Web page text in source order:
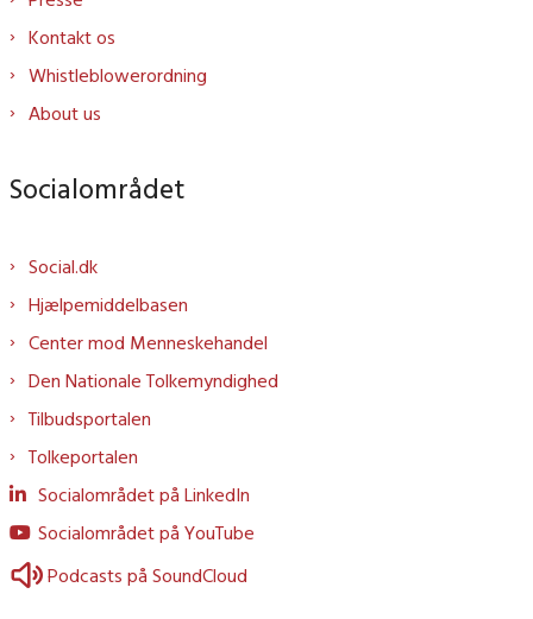
Kontakt os
Whistleblowerordning
About us
Socialområdet
Social.dk
Hjælpemiddelbasen
Center mod Menneskehandel
Den Nationale Tolkemyndighed
Tilbudsportalen
Tolkeportalen
Socialområdet på LinkedIn
Socialområdet på YouTube
Podcasts på SoundCloud